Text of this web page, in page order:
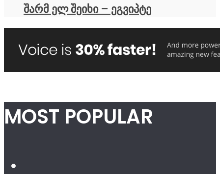
შარმ ელ შეიხი – ეგვიპტე
MOST POPULAR